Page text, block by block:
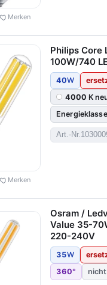
Merken
Merken
Philips Core
100W/740
40W
4000 K
Art.-Nr.
Osram /
Value 35-
220-240V
35W
360° nicht